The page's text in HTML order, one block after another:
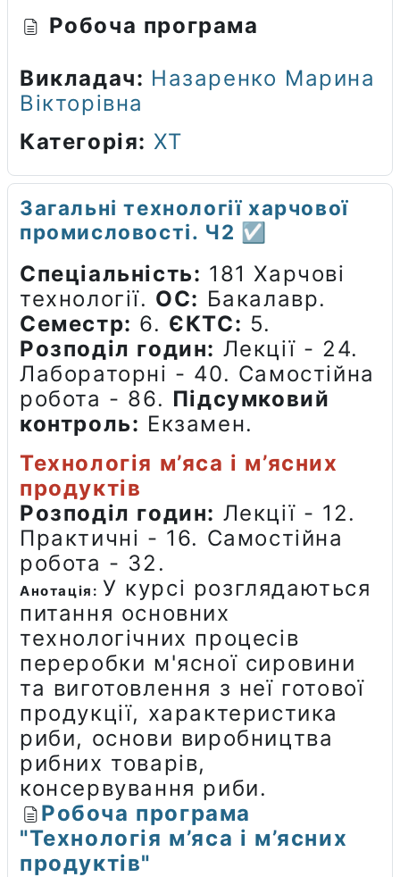
Робоча програма
Викладач: Назаренко Марина
Вікторівна
Категорія: ХТ
Загальні технології харчової
промисловості. Ч2 ☑️
Спеціальність: 181 Харчові
технології. ОС: Бакалавр.
Семестр: 6. ЄКТС: 5.
Розподіл годин: Лекції - 24.
Лабораторні - 40. Самостійна
робота - 86. Підсумковий
контроль: Екзамен.
Технологія м’яса і м’ясних
продуктів
Розподіл годин: Лекції - 12.
Практичні - 16. Самостійна
робота - 32.
Анотація: У курсі розглядаються
питання основних
технологічних процесів
переробки м'ясної сировини
та виготовлення з неї готової
продукції, характеристика
риби, основи виробництва
рибних товарів,
консервування риби.
Робоча програма
"Технологія м’яса і м’ясних
продуктів"